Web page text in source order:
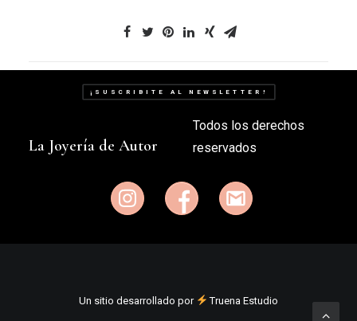
¡SUSCRIBITE AL NEWSLETTER!
La Joyería de Autor
Todos los derechos
reservados
Un sitio desarrollado por Truena Estudio